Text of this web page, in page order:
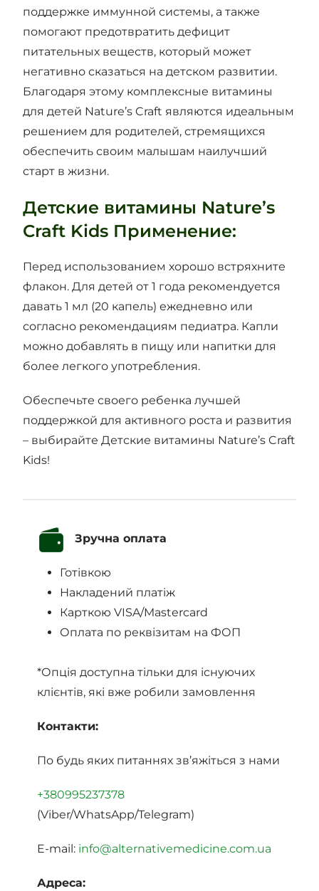
поддержке иммунной системы, а также
помогают предотвратить дефицит
питательных веществ, который может
негативно сказаться на детском развитии.
Благодаря этому комплексные витамины
для детей Nature’s Craft являются идеальным
решением для родителей, стремящихся
обеспечить своим малышам наилучший
старт в жизни.
Детские витамины Nature’s
Craft Kids Применение:
Перед использованием хорошо встряхните
флакон. Для детей от 1 года рекомендуется
давать 1 мл (20 капель) ежедневно или
согласно рекомендациям педиатра. Капли
можно добавлять в пищу или напитки для
более легкого употребления.
Обеспечьте своего ребенка лучшей
поддержкой для активного роста и развития
– выбирайте Детские витамины Nature’s Craft
Kids!
Зручна оплата
Готівкою
Накладений платіж
Карткою VISA/Mastercard
Оплата по реквізитам на ФОП
*Опція доступна тільки для існуючих
клієнтів, які вже робили замовлення
Контакти:
По будь яких питаннях зв’яжіться з нами
+380995237378
(Viber/WhatsApp/Telegram)
E-mail: info@alternativemedicine.com.ua
Адреса: